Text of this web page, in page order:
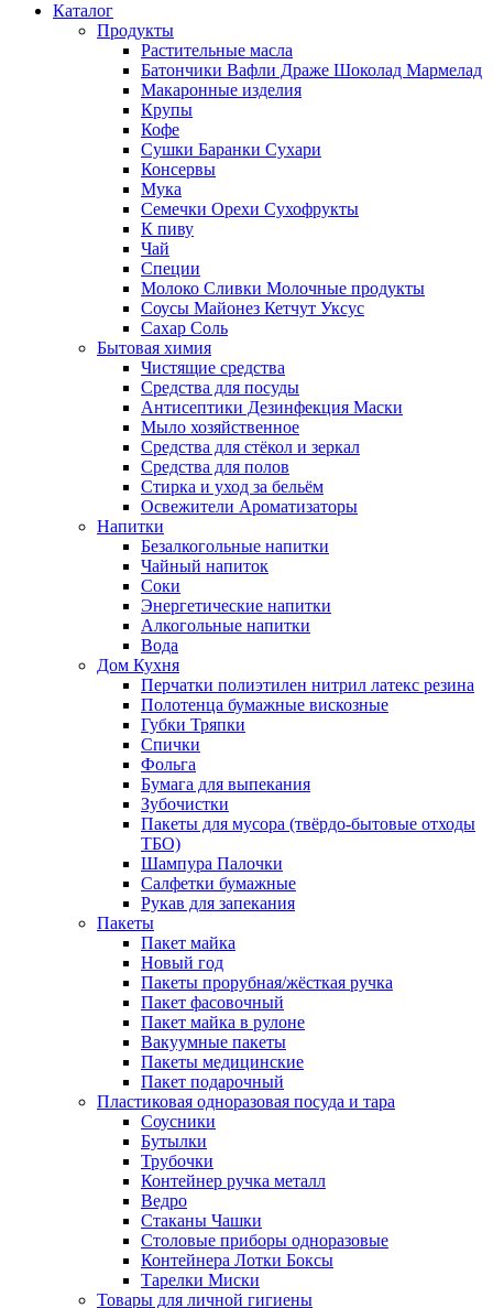
Каталог
Продукты
Растительные масла
Батончики Вафли Драже Шоколад Мармелад
Макаронные изделия
Крупы
Кофе
Сушки Баранки Сухари
Консервы
Мука
Семечки Орехи Сухофрукты
К пиву
Чай
Специи
Молоко Сливки Молочные продукты
Соусы Майонез Кетчут Уксус
Сахар Соль
Бытовая химия
Чистящие средства
Средства для посуды
Антисептики Дезинфекция Маски
Мыло хозяйственное
Средства для стёкол и зеркал
Средства для полов
Стирка и уход за бельём
Освежители Ароматизаторы
Напитки
Безалкогольные напитки
Чайный напиток
Соки
Энергетические напитки
Алкогольные напитки
Вода
Дом Кухня
Перчатки полиэтилен нитрил латекс резина
Полотенца бумажные вискозные
Губки Тряпки
Спички
Фольга
Бумага для выпекания
Зубочистки
Пакеты для мусора (твёрдо-бытовые отходы
ТБО)
Шампура Палочки
Салфетки бумажные
Рукав для запекания
Пакеты
Пакет майка
Новый год
Пакеты прорубная/жёсткая ручка
Пакет фасовочный
Пакет майка в рулоне
Вакуумные пакеты
Пакеты медицинские
Пакет подарочный
Пластиковая одноразовая посуда и тара
Соусники
Бутылки
Трубочки
Контейнер ручка металл
Ведро
Стаканы Чашки
Столовые приборы одноразовые
Контейнера Лотки Боксы
Тарелки Миски
Товары для личной гигиены